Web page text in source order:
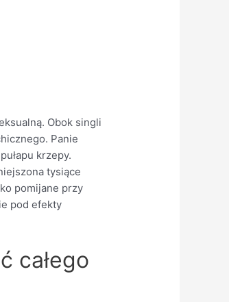
Obok singli
Panie
krzepy.
tysiące
pomijane przy
pod efekty
całego